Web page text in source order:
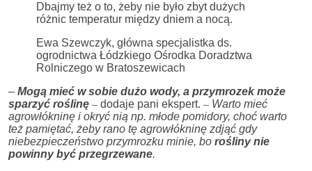
Dbajmy też o to, żeby nie było zbyt dużych
różnic temperatur między dniem a nocą.
Ewa Szewczyk, główna specjalistka ds.
ogrodnictwa Łódzkiego Ośrodka Doradztwa
Rolniczego w Bratoszewicach
– Mogą mieć w sobie dużo wody, a przymrozek może
sparzyć roślinę – dodaje pani ekspert. – Warto mieć
agrowłókninę i okryć nią np. młode pomidory, choć warto
też pamiętać, żeby rano tę agrowłókninę zdjąć gdy
niebezpieczeństwo przymrozku minie, bo rośliny nie
powinny być przegrzewane.